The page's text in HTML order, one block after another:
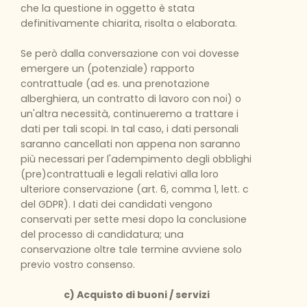
che la questione in oggetto è stata
definitivamente chiarita, risolta o elaborata.
Se però dalla conversazione con voi dovesse
emergere un (potenziale) rapporto
contrattuale (ad es. una prenotazione
alberghiera, un contratto di lavoro con noi) o
un'altra necessità, continueremo a trattare i
dati per tali scopi. In tal caso, i dati personali
saranno cancellati non appena non saranno
più necessari per l'adempimento degli obblighi
(pre)contrattuali e legali relativi alla loro
ulteriore conservazione (art. 6, comma 1, lett. c
del GDPR). I dati dei candidati vengono
conservati per sette mesi dopo la conclusione
del processo di candidatura; una
conservazione oltre tale termine avviene solo
previo vostro consenso.
c) Acquisto di buoni / servizi